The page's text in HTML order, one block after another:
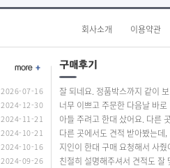
회사소개 이용약관
2026-07-16
2024-12-30
2024-11-21
2024-10-21
2024-10-16
2024-09-26